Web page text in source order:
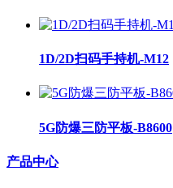
1D/2D扫码手持机-M12
5G防爆三防平板-B8600
产品中心